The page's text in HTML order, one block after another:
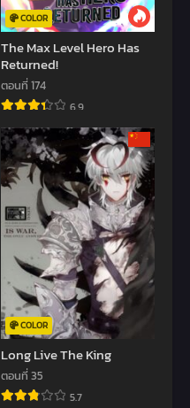
COLOR
The Max Level Hero Has
Returned!
ตอนที่ 174
6.9
COLOR
Long Live The King
ตอนที่ 35
5.7